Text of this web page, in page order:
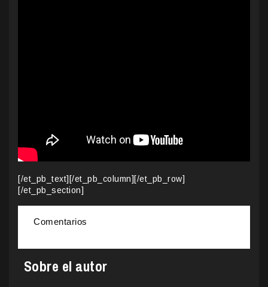
[/et_pb_text][/et_pb_column][/et_pb_row]
[/et_pb_section]
Comentarios
Sobre el autor